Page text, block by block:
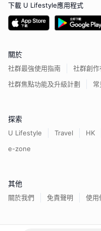
下載 U Lifestyle應用程式
關於
社群最強使用指南
社群創作
社群焦點功能及升級計劃
探索
U Lifestyle Travel HK
e-zone
其他
關於我們 免責聲明 使用